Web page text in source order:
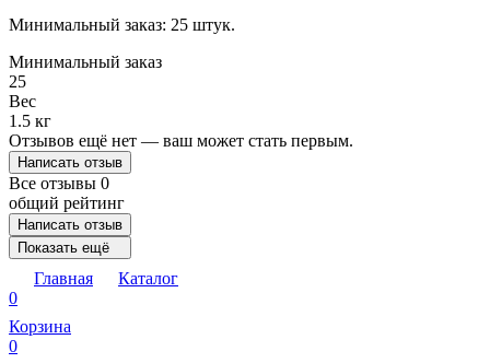
Минимальный заказ: 25 штук.
Минимальный заказ
25
Вес
1.5 кг
Отзывов ещё нет — ваш может стать первым.
Написать отзыв
Все отзывы 0
общий рейтинг
Написать отзыв
Показать ещё
Главная
Каталог
0
Корзина
0